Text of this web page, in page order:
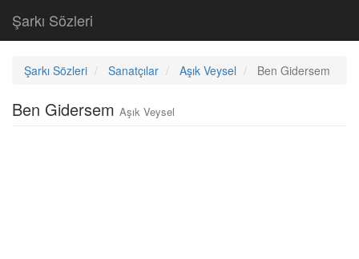
Şarkı Sözleri
Şarkı Sözleri Sanatçılar Aşık Veysel Ben Gidersem
Ben Gidersem Aşık Veysel